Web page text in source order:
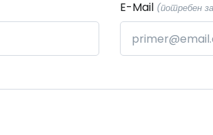
E-Mail (потребен